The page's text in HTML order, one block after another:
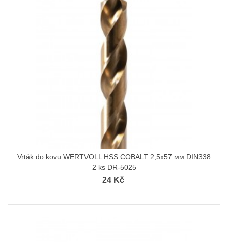
Vrták do kovu WERTVOLL HSS COBALT 2,5х57 мм DIN338
2 ks DR-5025
24 Kč